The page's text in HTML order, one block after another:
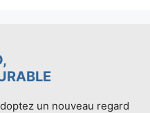
un nouveau regard